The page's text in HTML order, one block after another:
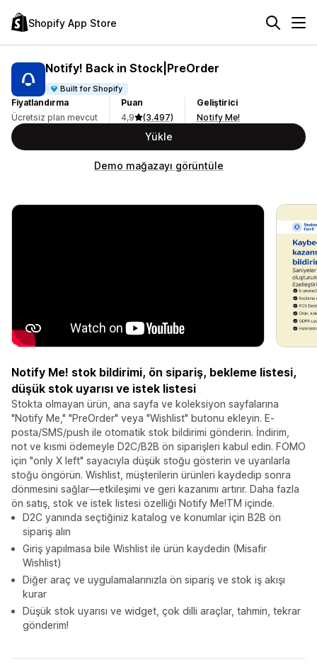
Shopify App Store
Notify! Back in Stock|PreOrder
Built for Shopify
Fiyatlandırma
Ücretsiz plan mevcut
Puan
4,9
(3.497)
Geliştirici
Notify Me!
Yükle
Demo mağazayı görüntüle
Notify Me! stok bildirimi, ön sipariş, bekleme listesi,
düşük stok uyarısı ve istek listesi
Stokta olmayan ürün, ana sayfa ve koleksiyon sayfalarına
"Notify Me," "PreOrder" veya "Wishlist" butonu ekleyin. E-
posta/SMS/push ile otomatik stok bildirimi gönderin. İndirim,
not ve kısmi ödemeyle D2C/B2B ön siparişleri kabul edin. FOMO
için "only X left" sayacıyla düşük stoğu gösterin ve uyarılarla
stoğu öngörün. Wishlist, müşterilerin ürünleri kaydedip sonra
dönmesini sağlar—etkileşimi ve geri kazanımı artırır. Daha fazla
ön satış, stok ve istek listesi özelliği Notify Me!TM içinde.
D2C yanında seçtiğiniz katalog ve konumlar için B2B ön
sipariş alın
Giriş yapılmasa bile Wishlist ile ürün kaydedin (Misafir
Wishlist)
Diğer araç ve uygulamalarınızla ön sipariş ve stok iş akışı
kurar
Düşük stok uyarısı ve widget, çok dilli araçlar, tahmin, tekrar
gönderim!